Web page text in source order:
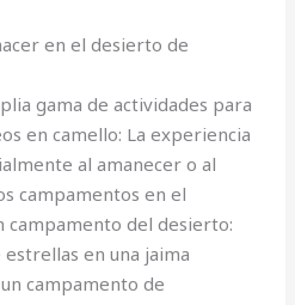
en el desierto de
gama de actividades para
en camello: La experiencia
al amanecer o al
campamentos en el
del desierto:
en una jaima
campamento de